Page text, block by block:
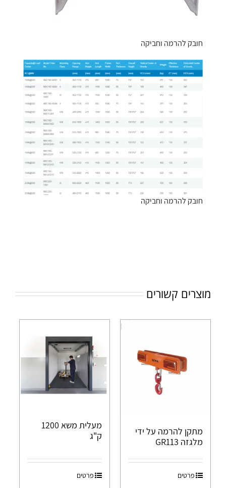
חובק להרמה וחביקה
חובק להרמה וחביקה
מוצרים קשורים
מתקן להרמה על ידי
מלגזה GR113
פרטים
מעלית משא 1200
ק"ג
פרטים